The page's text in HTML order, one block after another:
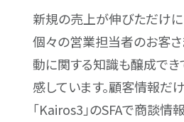
新規の売上が伸びただけに
個々の営業担当者のお客
動に関する知識も醸成でき
感しています。顧客情報だけ
「Kairos3」のSFAで商談情